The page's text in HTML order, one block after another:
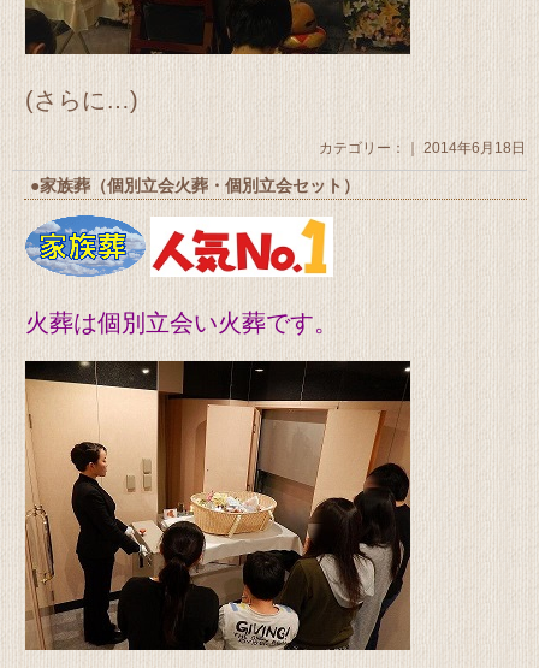
(さらに…)
カテゴリー：｜ 2014年6月18日
●家族葬（個別立会火葬・個別立会セット）
火葬は個別立会い火葬です。